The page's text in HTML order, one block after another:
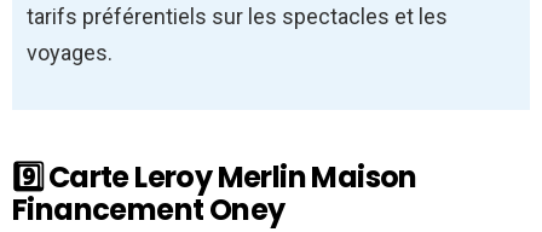
tarifs préférentiels sur les spectacles et les
voyages.
9️⃣ Carte Leroy Merlin Maison
Financement Oney